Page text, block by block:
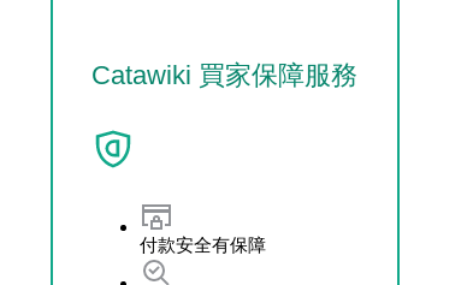
Catawiki 買家保障服務
付款安全有保障